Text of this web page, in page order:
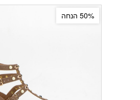
50% הנחה